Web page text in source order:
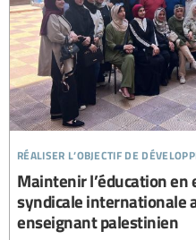
réaliser l’objectif de
Maintenir l’éducation en
syndicale internationale
enseignant palestinien